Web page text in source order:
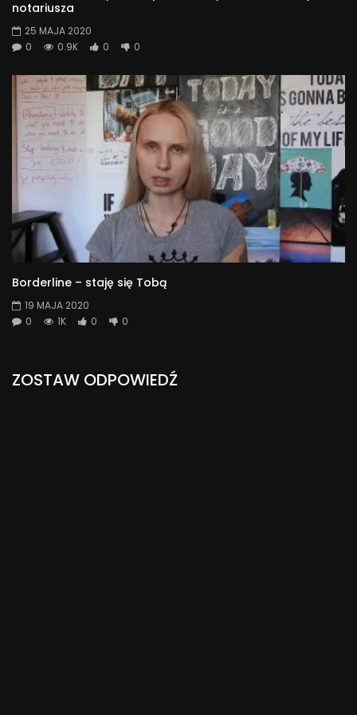
notariusza
25 MAJA 2020
0
0.9K 0 0
Borderline – staję się Tobą
19 MAJA 2020
0
1K 0 0
ZOSTAW ODPOWIEDŹ